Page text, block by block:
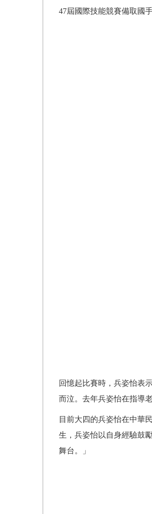
47屆國際技能競賽備取國手
回憶起比賽時，兵姿怡表
而泣。去年兵姿怡在指導
目前大四的兵姿怡在中華
生，兵姿怡以自身經驗鼓
舞台。」